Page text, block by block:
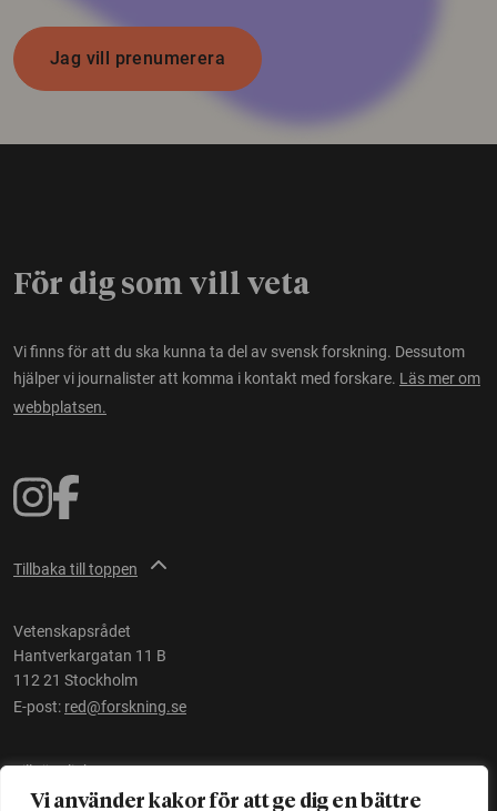
Vi använder kakor för att ge dig en bättre
Jag vill prenumerera
För dig som vill veta
Vi finns för att du ska kunna ta del av svensk forskning. Dessutom
hjälper vi journalister att komma i kontakt med forskare. Läs mer om
webbplatsen.
Tillbaka till toppen
Vetenskapsrådet
Hantverkargatan 11 B
112 21 Stockholm
E-post: red@forskning.se
Tillgänglighet